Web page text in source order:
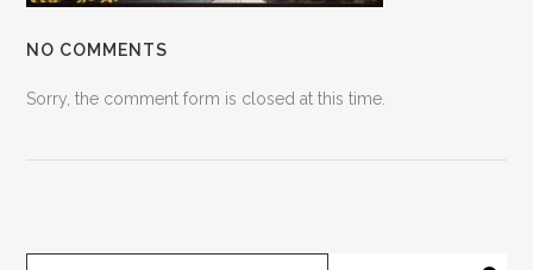
NO COMMENTS
Sorry, the comment form is closed at this time.